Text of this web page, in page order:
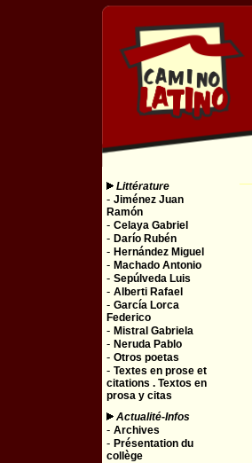
Littérature
- Jiménez Juan
Ramón
- Celaya Gabriel
- Darío Rubén
- Hernández Miguel
- Machado Antonio
- Sepúlveda Luis
- Alberti Rafael
- García Lorca
Federico
- Mistral Gabriela
- Neruda Pablo
- Otros poetas
- Textes en prose et
citations . Textos en
prosa y citas
Actualité-Infos
- Archives
- Présentation du
collège